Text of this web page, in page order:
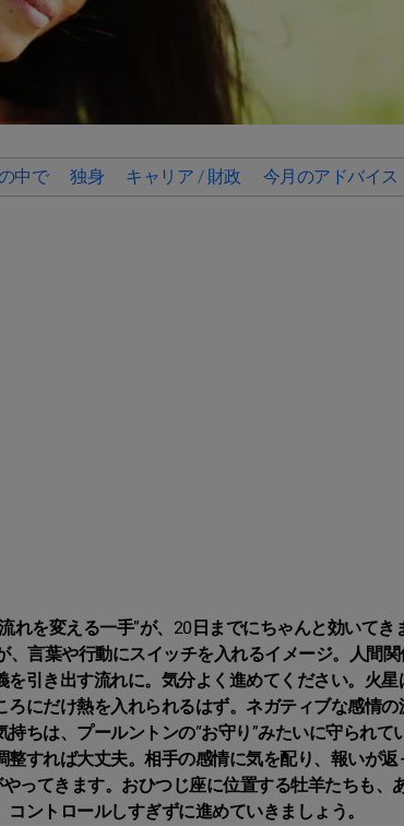
中で 独身 キャリア / 財政 今月のアドバイス
れを変える一手”が、20日までにちゃんと効いてき
言葉や行動にスイッチを入れるイメージ。人間
引き出す流れに。気分よく進めてください。火
にだけ熱を入れられるはず。ネガティブな感情
ちは、プールントンの“お守り”みたいに守られて
すれば大丈夫。相手の感情に気を配り、報いが
ってきます。おひつじ座に位置する牡羊たちも、
ントロールしすぎずに進めていきましょう。